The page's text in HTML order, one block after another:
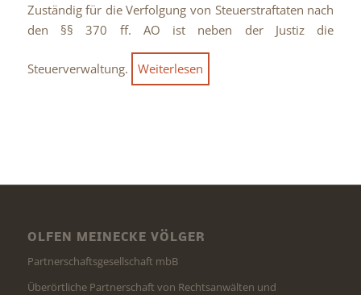
Zuständig für die Verfolgung von Steuerstraftaten nach
den §§ 370 ff. AO ist neben der Justiz die
Steuerverwaltung. Weiterlesen
OLFEN MEINECKE VÖLGER
Partnerschaftsgesellschaft mbB
Überörtliche Partnerschaft von Rechtsanwälten und